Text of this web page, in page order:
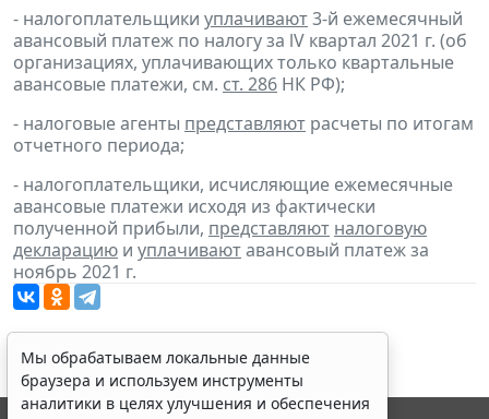
- налогоплательщики уплачивают3-й ежемесячный
авансовый платеж по налогу за lV квартал 2021 г. (об
организациях, уплачивающих только квартальные
авансовые платежи, см. ст. 286 НК РФ);
- налоговые агенты представляют расчеты по итогам
отчетного периода;
- налогоплательщики, исчисляющие ежемесячные
авансовые платежи исходя из фактически
полученной прибыли, представляют налоговую
декларацию и уплачиваютавансовый платеж за
ноябрь 2021 г.
Мы обрабатываем локальные данные
браузера и используем инструменты
аналитики в целях улучшения и обеспечения